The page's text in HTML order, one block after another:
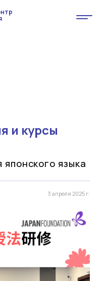
и курсы
языка
3 апреля 2025 г.